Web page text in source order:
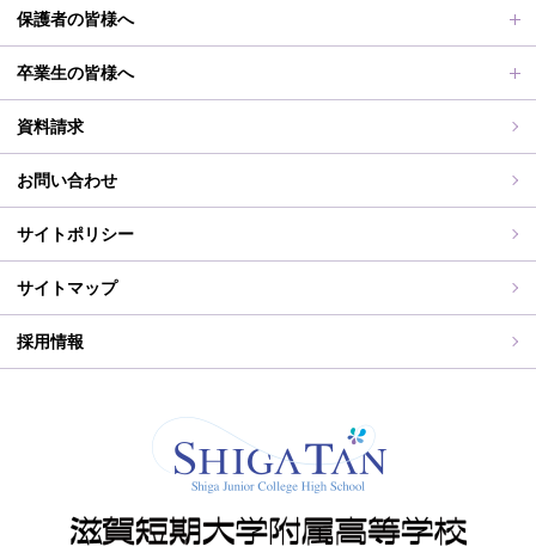
め対策基本方針
進路実績
滋賀短期大学への推薦制度
オープンスクールレポート
2026年度（令和8年度）募集概要
過去の入試問題
部活動、生徒会行事
制服紹介
海外研修旅行
学校行事
保護者の皆様へ
保護者の皆様へ
PT通信
卒業生の皆様へ
各種証明書交付について
同窓会事務局よりお知らせ
同窓会報（すみれ）、すみれweb
ご住所変更
資料請求
お問い合わせ
サイトポリシー
サイトマップ
採用情報